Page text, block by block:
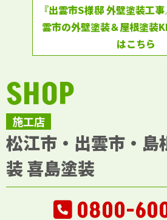
『出雲市S様邸 外壁塗装工
雲市の外壁塗装＆屋根塗装
はこちら
施工店
SHOP
松江市・出雲市・島
装 喜島塗装
0800-